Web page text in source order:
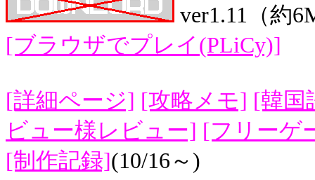
ver1.11（約
[ブラウザでプレイ(PLiCy)]
[詳細ページ] [攻略メモ] [韓国
ビュー様レビュー] [フリーゲ
[制作記録](10/16～)